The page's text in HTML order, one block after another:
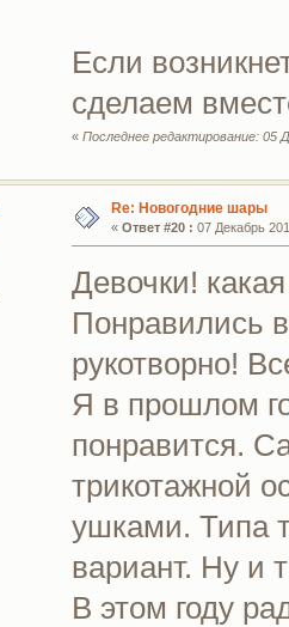
Если
сделаем
«Последнее редактирование: 05
Re: Новогодние шары
« Ответ #20 : 07 Декабрь
Девочки!
Понравились
рукотворно!
Я в прошлом
понравится.
трикотажной
ушками. Типа
вариант. Ну и
В этом году